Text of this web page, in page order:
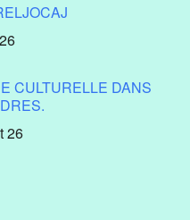
CULTURELLE DANS
26